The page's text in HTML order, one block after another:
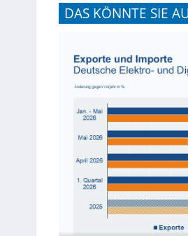
DAS KÖNNTE SIE